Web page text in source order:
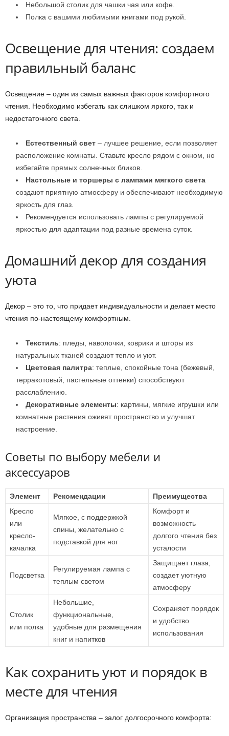
Небольшой столик для чашки чая или кофе.
Полка с вашими любимыми книгами под рукой.
Освещение для чтения: создаем
правильный баланс
Освещение – один из самых важных факторов комфортного
чтения. Необходимо избегать как слишком яркого, так и
недостаточного света.
Естественный свет – лучшее решение, если позволяет
расположение комнаты. Ставьте кресло рядом с окном, но
избегайте прямых солнечных бликов.
Настольные и торшеры с лампами мягкого света
создают приятную атмосферу и обеспечивают необходимую
яркость для глаз.
Рекомендуется использовать лампы с регулируемой
яркостью для адаптации под разные времена суток.
Домашний декор для создания
уюта
Декор – это то, что придает индивидуальности и делает место
чтения по-настоящему комфортным.
Текстиль: пледы, наволочки, коврики и шторы из
натуральных тканей создают тепло и уют.
Цветовая палитра: теплые, спокойные тона (бежевый,
терракотовый, пастельные оттенки) способствуют
расслаблению.
Декоративные элементы: картины, мягкие игрушки или
комнатные растения оживят пространство и улучшат
настроение.
Советы по выбору мебели и
аксессуаров
Элемент Рекомендации
Преимущества
Кресло
или
кресло-
качалка
Мягкое, с поддержкой
спины, желательно с
подставкой для ног
Комфорт и
возможность
долгого чтения без
усталости
Подсветка
Регулируемая лампа с
теплым светом
Защищает глаза,
создает уютную
атмосферу
Столик
или полка
Небольшие,
функциональные,
удобные для размещения
книг и напитков
Сохраняет порядок
и удобство
использования
Как сохранить уют и порядок в
месте для чтения
Организация пространства – залог долгосрочного комфорта: